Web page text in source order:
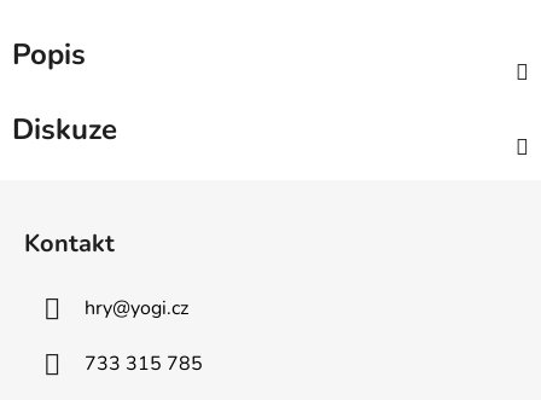
Popis
Diskuze
Kontakt
hry@yogi.cz
733 315 785